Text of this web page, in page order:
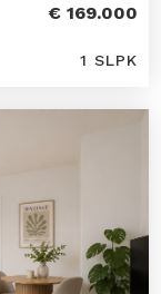
€ 169.000
1 SLPK